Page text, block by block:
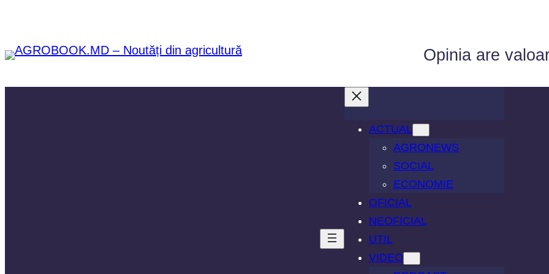
conținut
Opinia are
ACTUAL
AGRONEWS
SOCIAL
ECONOMIE
OFICIAL
NEOFICIAL
UTIL
VIDEO